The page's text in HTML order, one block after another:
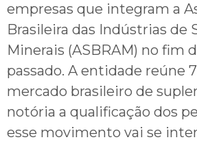
empresas que integram a
Brasileira das Indústrias de
Minerais (ASBRAM) no fim
passado. A entidade reúne
mercado brasileiro de
notória a qualificação dos
esse movimento vai se